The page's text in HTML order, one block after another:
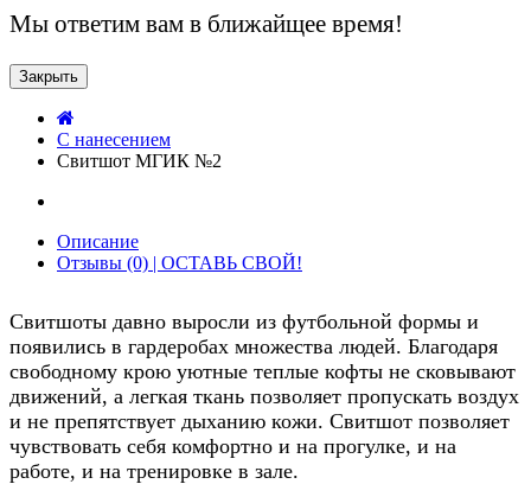
Мы ответим вам в ближайщее время!
Закрыть
C нанесением
Свитшот МГИК №2
Описание
Отзывы (0) | ОСТАВЬ СВОЙ!
Свитшоты давно выросли из футбольной формы и
появились в гардеробах множества людей. Благодаря
свободному крою уютные теплые кофты не сковывают
движений, а легкая ткань позволяет пропускать воздух
и не препятствует дыханию кожи. Свитшот позволяет
чувствовать себя комфортно и на прогулке, и на
работе, и на тренировке в зале.